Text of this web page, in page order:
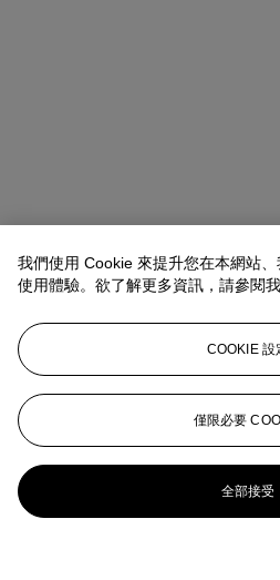
我們使用 Cookie 來提升您在本網站
使用體驗。欲了解更多資訊，請參閱
COOKIE 設
僅限必要
全部接受